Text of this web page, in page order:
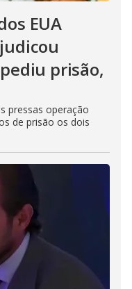
EUA
prisão,
pressas operação
de prisão os dois